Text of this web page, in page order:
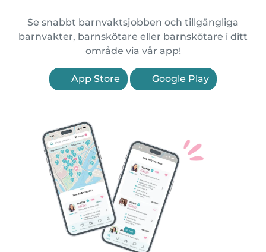
Se snabbt barnvaktsjobben och tillgängliga
barnvakter, barnskötare eller barnskötare i ditt
område via vår app!
App Store Google Play